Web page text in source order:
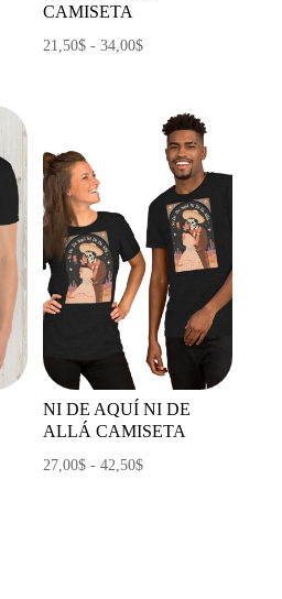
CAMISETA
21,50$ - 34,00$Rango
desde
21,50$
hasta
34,00$
NI DE AQUÍ NI DE
ALLÁ CAMISETA
27,00$ - 42,50$Rango